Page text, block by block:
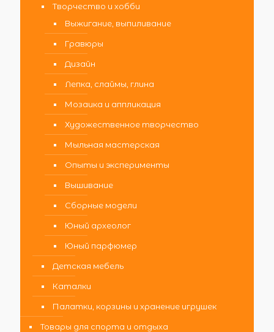
Творчество и хобби
Выжигание, выпиливание
Гравюры
Дизайн
Лепка, слаймы, глина
Мозаика и аппликация
Художественное творчество
Мыльная мастерская
Опыты и эксперименты
Вышивание
Сборные модели
Юный археолог
Юный парфюмер
Детская мебель
Каталки
Палатки, корзины и хранение игрушек
Товары для спорта и отдыха